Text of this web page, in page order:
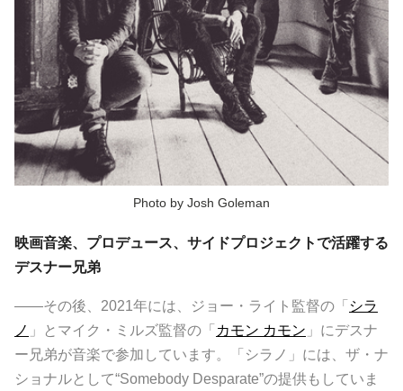
Photo by Josh Goleman
映画音楽、プロデュース、サイドプロジェクトで活躍する
デスナー兄弟
――その後、2021年には、ジョー・ライト監督の「 シラ
ノ 」とマイク・ミルズ監督の「 カモン カモン 」にデスナ
ー兄弟が音楽で参加しています。「シラノ」には、ザ・ナ
ショナルとして“Somebody Desparate”の提供もしていま